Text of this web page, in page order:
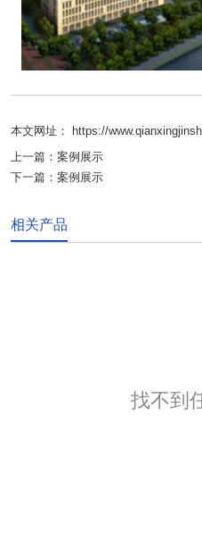
本文网址： https://
上一篇： 案例展示
下一篇： 案例展示
相关产品
找不到